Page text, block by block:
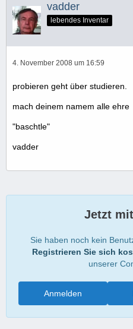
vadder
lebendes Inventar
4. November 2008 um 16:59
probieren geht über studieren.
mach deinem namem alle ehre
"baschtle"
vadder
Jetzt
Sie haben noch kein
Registrieren Sie sich
unserer
Anmelden